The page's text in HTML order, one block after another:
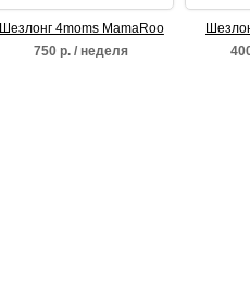
Шезлонг 4moms MamaRoo
3.0
750 р. / неделя